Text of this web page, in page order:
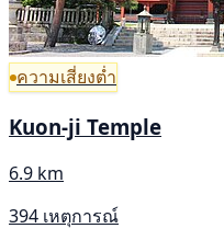
ความเสี่ยงต่ำ
Kuon-ji Temple
6.9 km
394 เหตุการณ์